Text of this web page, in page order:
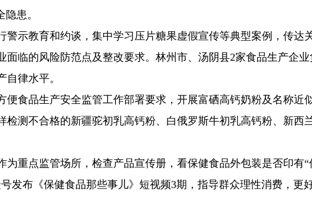
患。
教育和约谈，集中学习压片糖果虚假宣传等典型案例，传达
临的风险防范点及整改要求。林州市、汤阴县2家食品生产企
律水平。
品生产安全监管工作部署要求，开展富硒高钙奶粉及名称近
测不合格的新疆驼初乳高钙粉、白俄罗斯牛初乳高钙粉、新西
点监管场所，检查产品宣传册，看保健食品外包装是否印有“
发布《保健食品那些事儿》短视频3期，指导群众理性消费，更